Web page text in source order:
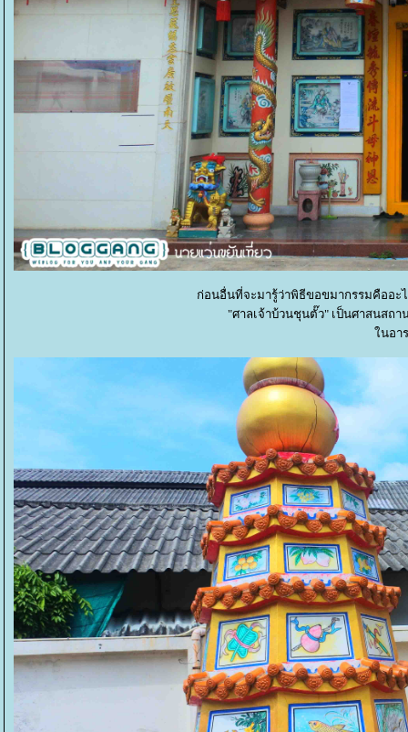
ก่อนอื่นที่จะมารู้ว่าพิธีขอขมากรรมคืออะ
"ศาลเจ้าบ้วนชุนตั๊ว" เป็นศาสนส
นอา